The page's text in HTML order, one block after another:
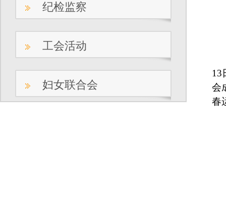
纪检监察
工会活动
妇女联合会
13
会
春